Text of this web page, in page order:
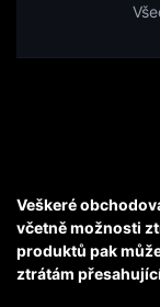
Veškeré
včetně možnosti
produktů pak
ztrátám